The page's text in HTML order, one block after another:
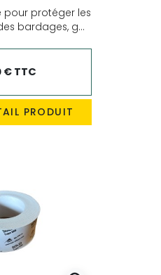
pour protéger les
bardages, g...
€ TTC
PRODUIT